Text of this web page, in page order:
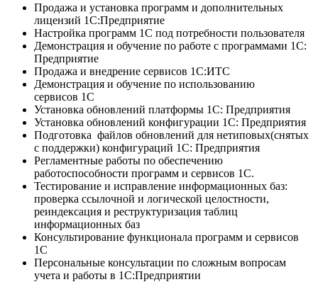
Продажа и установка программ и дополнительных
лицензий 1С:Предприятие
Настройка программ 1С под потребности пользователя
Демонстрация и обучение по работе с программами 1С:
Предприятие
Продажа и внедрение сервисов 1С:ИТС
Демонстрация и обучение по использованию
сервисов 1С
Установка обновлений платформы 1С: Предприятия
Установка обновлений конфигурации 1С: Предприятия
Подготовка файлов обновлений для нетиповых(снятых
с поддержки) конфигураций 1С: Предприятия
Регламентные работы по обеспечению
работоспособности программ и сервисов 1С.
Тестирование и исправление информационных баз:
проверка ссылочной и логической целостности,
реиндексация и реструктуризация таблиц
информационных баз
Консультирование функционала программ и сервисов
1С
Персональные консультации по сложным вопросам
учета и работы в 1С:Предприятии